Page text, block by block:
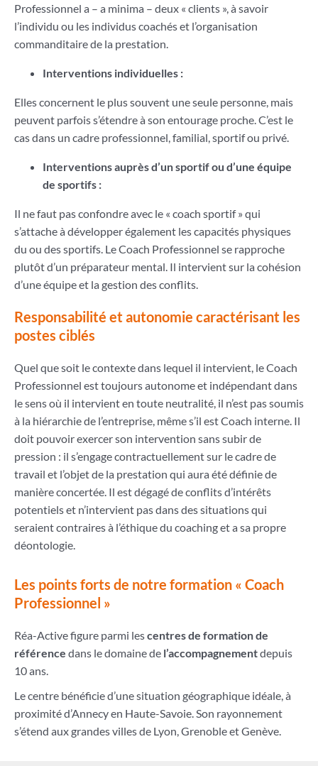
Professionnel a – a minima – deux « clients », à savoir
l’individu ou les individus coachés et l’organisation
commanditaire de la prestation.
Interventions individuelles :
Elles concernent le plus souvent une seule personne, mais
peuvent parfois s’étendre à son entourage proche. C’est le
cas dans un cadre professionnel, familial, sportif ou privé.
Interventions auprès d’un sportif ou d’une équipe
de sportifs :
Il ne faut pas confondre avec le « coach sportif » qui
s’attache à développer également les capacités physiques
du ou des sportifs. Le Coach Professionnel se rapproche
plutôt d’un préparateur mental. Il intervient sur la cohésion
d’une équipe et la gestion des conflits.
Responsabilité et autonomie caractérisant les
postes ciblés
Quel que soit le contexte dans lequel il intervient, le Coach
Professionnel est toujours autonome et indépendant dans
le sens où il intervient en toute neutralité, il n’est pas soumis
à la hiérarchie de l’entreprise, même s’il est Coach interne. Il
doit pouvoir exercer son intervention sans subir de
pression : il s’engage contractuellement sur le cadre de
travail et l’objet de la prestation qui aura été définie de
manière concertée. Il est dégagé de conflits d’intérêts
potentiels et n’intervient pas dans des situations qui
seraient contraires à l’éthique du coaching et a sa propre
déontologie.
Les points forts de notre formation « Coach
Professionnel »
Réa-Active figure parmi lescentres de formation de
référence dans le domaine de l’accompagnementdepuis
10 ans.
Le centre bénéficie d’une situation géographique idéale, à
proximité d’Annecy en Haute-Savoie. Son rayonnement
s’étend aux grandes villes de Lyon, Grenoble et Genève.